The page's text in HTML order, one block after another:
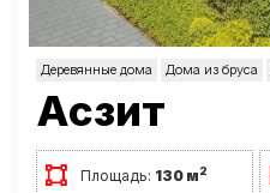
Деревянные дома Дома из бруса
Асзит
Площадь: 130 м2